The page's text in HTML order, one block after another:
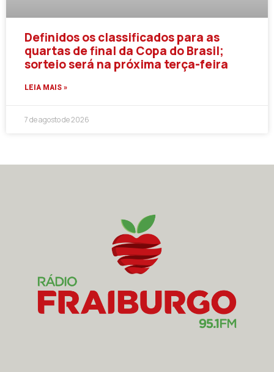
Definidos os classificados para as
quartas de final da Copa do Brasil;
sorteio será na próxima terça-feira
LEIA MAIS »
7 de agosto de 2026